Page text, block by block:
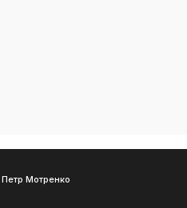
Мотренко